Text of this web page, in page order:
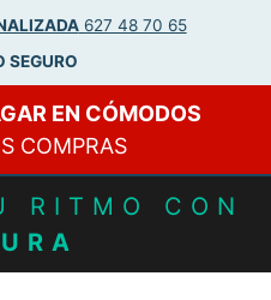
627 48 70 65
SEGURO
EN CÓMODOS
COMPRAS
RITMO CON